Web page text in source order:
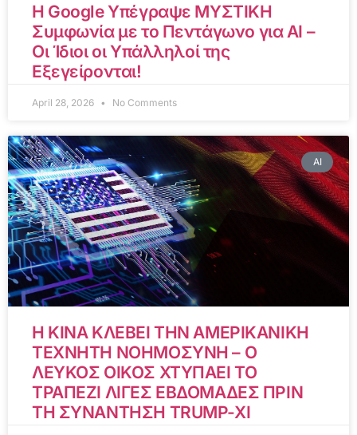
Η Google Υπέγραψε ΜΥΣΤΙΚΗ
Συμφωνία με το Πεντάγωνο για AI –
Οι Ίδιοι οι Υπάλληλοί της
Εξεγείρονται!
April 28, 2026 No Comments
AI
Η ΚΙΝΑ ΚΛΕΒΕΙ ΤΗΝ ΑΜΕΡΙΚΑΝΙΚΗ
ΤΕΧΝΗΤΗ ΝΟΗΜΟΣΥΝΗ – Ο
ΛΕΥΚΟΣ ΟΙΚΟΣ ΧΤΥΠΑΕΙ ΤΟ
ΤΡΑΠΕΖΙ ΛΙΓΕΣ ΕΒΔΟΜΑΔΕΣ ΠΡΙΝ
ΤΗ ΣΥΝΑΝΤΗΣΗ TRUMP-XI